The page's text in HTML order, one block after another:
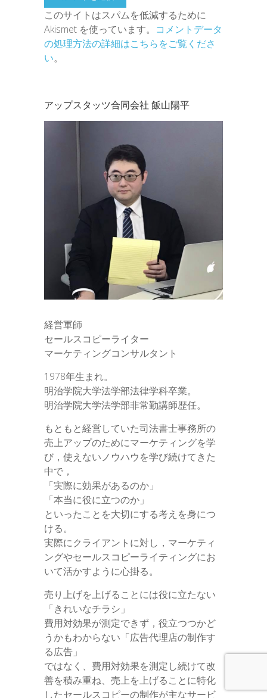
このサイトはスパムを低減するために
Akismet を使っています。 コメントデータ
の処理方法の詳細はこちらをご覧くださ
い。
アップスタッツ合同会社 飯山陽平
経営軍師
セールスコピーライター
マーケティングコンサルタント
1978年生まれ。
明治学院大学法学部法律学科卒業。
明治学院大学法学部非常勤講師歴任。
もともと経営していた司法書士事務所の
売上アップのためにマーケティングを学
び，使えないノウハウを学び続けてきた
中で，
「実際に効果があるのか」
「本当に役に立つのか」
といったことを大切にする考えを身につ
ける。
実際にクライアントに対し，マーケティ
ングやセールスコピーライティングにお
いて活かすように心掛る。
売り上げを上げることには役に立たない
「きれいなチラシ」
費用対効果が測定できず，役立つつかど
うかもわからない「広告代理店の制作す
る広告」
ではなく、費用対効果を測定し続けて改
善を積み重ね、売上を上げることに特化
したセールスコピーの制作が主なサービ